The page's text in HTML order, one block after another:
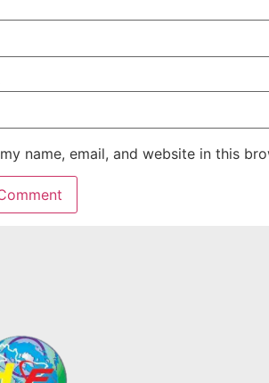
name, email, and website in this